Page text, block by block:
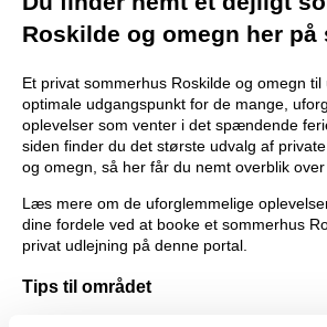
Roskilde og omegn her på
Et privat sommerhus Roskilde og omegn
optimale udgangspunkt for de mange,
oplevelser som venter i det spændende
siden finder du det største udvalg af
og omegn, så her får du nemt overblik over
Læs mere om de uforglemmelige
dine fordele ved at booke et sommerhus
privat udlejning på denne portal.
Tips til området